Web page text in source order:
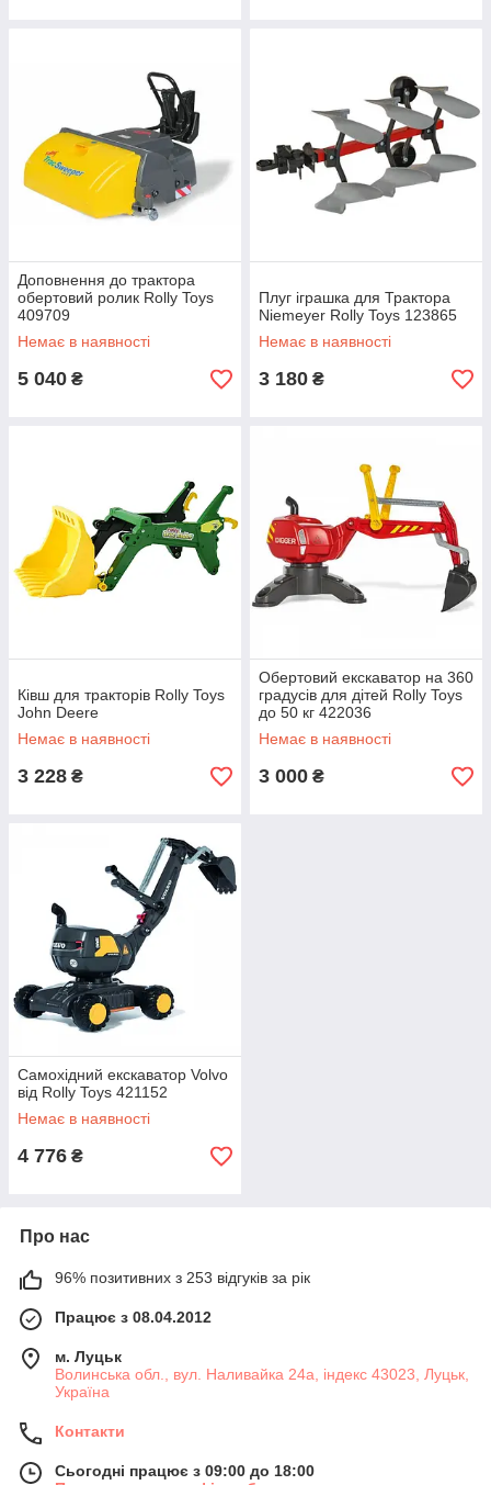
Доповнення до трактора
обертовий ролик Rolly Toys
409709
Немає в наявності
5 040 ₴
Плуг іграшка для Трактора
Niemeyer Rolly Toys 123865
Немає в наявності
3 180 ₴
Ківш для тракторів Rolly Toys
John Deere
Немає в наявності
3 228 ₴
Обертовий екскаватор на 360
градусів для дітей Rolly Toys
до 50 кг 422036
Немає в наявності
3 000 ₴
Самохідний екскаватор Volvo
від Rolly Toys 421152
Немає в наявності
4 776 ₴
Про нас
96% позитивних з 253 відгуків за рік
Працює з 08.04.2012
м. Луцьк
Волинська обл., вул. Наливайка 24а, індекс 43023, Луцьк,
Україна
Контакти
Сьогодні працює з 09:00 до 18:00